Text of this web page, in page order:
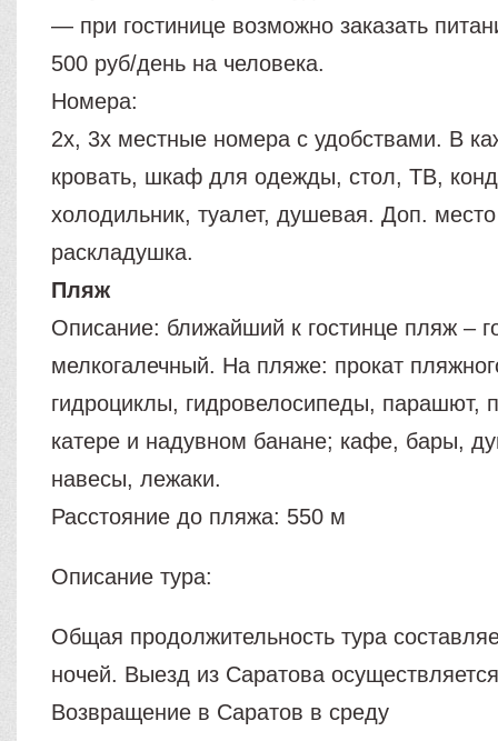
— при гостинице возможно заказать
500 руб/день на человека.
Номера:
2х, 3х местные номера с удобствами. В
кровать, шкаф для одежды, стол, ТВ,
холодильник, туалет, душевая. Доп.
раскладушка.
Пляж
Описание: ближайший к гостинце пляж –
мелкогалечный. На пляже: прокат
гидроциклы, гидровелосипеды, парашют,
катере и надувном банане; кафе, бары,
навесы, лежаки.
Расстояние до пляжа: 550 м
Описание тура:
Общая продолжительность тура
ночей. Выезд из Саратова
Возвращение в Саратов в среду